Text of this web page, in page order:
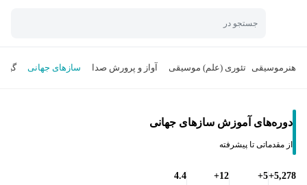
جستجو در
هنر موسیقی تئوری (علم) موسیقی آواز و پرورش صدا سازهای جهانی گیتار
دوره‌های آموزش سازهای جهانی
از مقدماتی تا پیشرفته
5,278+
5+
12+
4.4